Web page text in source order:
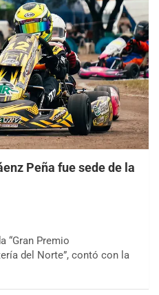
Peña fue sede de la
“Gran Premio
del Norte”, contó con la